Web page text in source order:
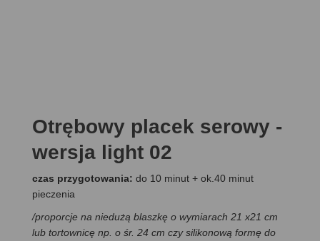
Otrębowy placek serowy -
wersja light 02
czas przygotowania: do 10 minut + ok.40 minut
pieczenia
/proporcje na niedużą blaszkę o wymiarach 21 x21 cm
lub tortownicę np. o śr. 24 cm czy silikonową formę do